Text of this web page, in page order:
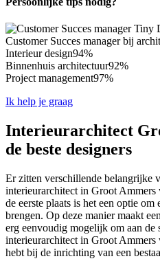
Customer Succes manager bij
Interieur design94%
Binnenhuis architectuur92%
Project management97%
Ik help je graag
Interieurarchitect
de beste designers
Er zitten verschillende belangrijke
interieurarchitect in Groot
de eerste plaats is het een optie
brengen. Op deze manier maakt
erg eenvoudig mogelijk om aan de
interieurarchitect in Groot
hebt bij de inrichting van een